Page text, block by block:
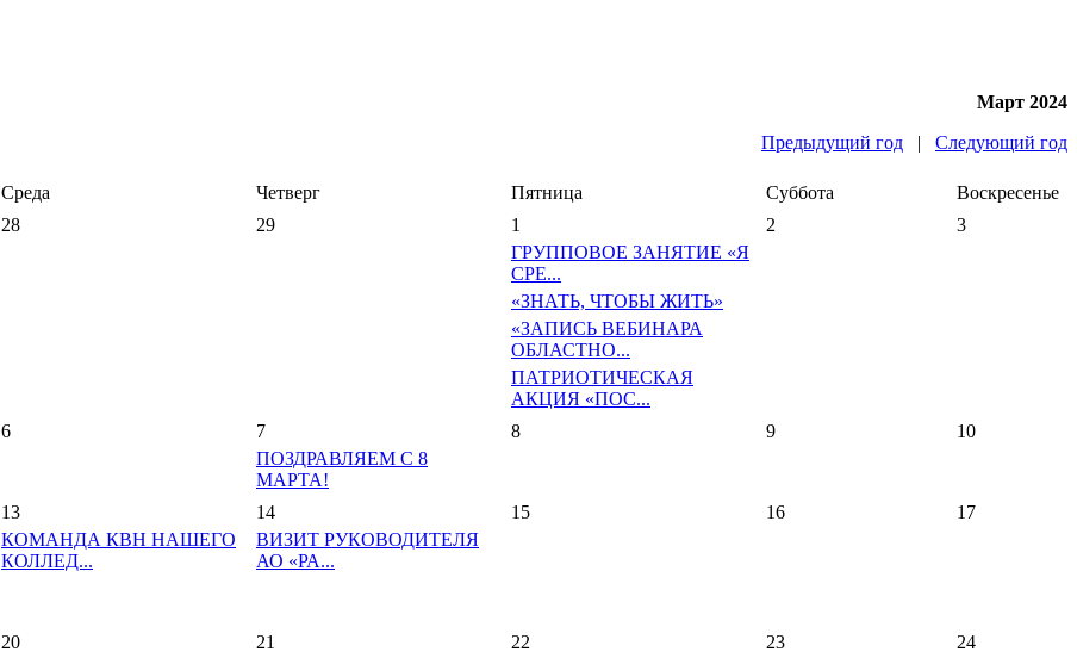
Март 2024
Предыдущий год | Следующий год
Среда Четверг Пятница Суббота
Воскресенье
28 29
1
ГРУППОВОЕ ЗАНЯТИЕ «Я
СРЕ...
«ЗНАТЬ, ЧТОБЫ ЖИТЬ»
«ЗАПИСЬ ВЕБИНАРА
ОБЛАСТНО...
ПАТРИОТИЧЕСКАЯ
АКЦИЯ «ПОС...
2 3
6
7
ПОЗДРАВЛЯЕМ С 8
МАРТА!
8 9 10
13
КОМАНДА КВН НАШЕГО
КОЛЛЕД...
14
ВИЗИТ РУКОВОДИТЕЛЯ
АО «РА...
15 16 17
20
21
22
23
24